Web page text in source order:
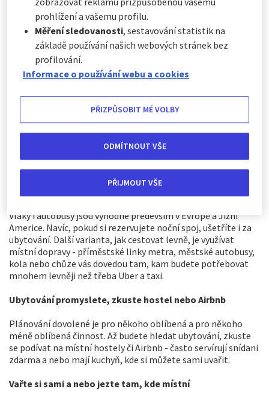
Vybírejte si, kam a kdy pojedete
Pokud váš rozpočet není velký, prozkoumejte, co si můžete
dovolit. Asie je pro levné cestování ideální. Například v
Nepálu, Indii, Srí Lance nebo Vietnamu budou mít vaše peníze
větší hodnotu. Myslete u toho i na načasování. Některé země
Zkuste si zabalit skromněji
Vyhněte se poplatkům za nadváhu u zavazadel. Zkombinujte
si předem oblečení a odolejte pokušení vzít si tohle a tamto
Vlaky i autobusy jsou výhodné především v Evropě a Jižní
Americe. Navíc, pokud si rezervujete noční spoj, ušetříte i za
ubytování. Další varianta, jak cestovat levně, je využívat
místní dopravy - příměstské linky metra, městské autobusy,
kola nebo chůze vás dovedou tam, kam budete potřebovat
mnohem levněji než třeba Uber a taxi.
Ubytování promyslete, zkuste hostel nebo Airbnb
Plánování dovolené je pro někoho oblíbená a pro někoho
méně oblíbená činnost. Až budete hledat ubytování, zkuste
se podívat na místní hostely či Airbnb - často servírují snídani
zdarma a nebo mají kuchyň, kde si můžete sami uvařit.
Vařte si sami a nebo jezte tam, kde místní
prohlížení a vašemu profilu.
Měření sledovanosti, sestavování statistik na
základě používání našich webových stránek bez
profilování.
Informace o používání webu a cookies
PŘIZPŮSOBIT MÉ VOLBY
ODMÍTNOUT VŠE
PŘIJMOUT VŠE